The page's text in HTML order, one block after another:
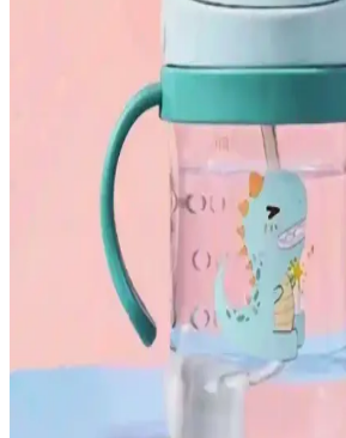
Bebedor Sportif Pipetli Bardak
pratik çocuk içme kabı
Bebedor Sportif Pipetli Bardak, 330 ml
bağımsız içme becerilerini destekleyen,
temizlenebilir ve sızdırmaz özellikleriyle
Bebedor Sportif Pipetli Bardak
İçin Güvenli ve Dayanıklı Tasarım
Bebedor Sportif Pipetli Bardak, çocukların
destekleyen, hafif ve dayanıklı tasarımıyla
mikrodalga uyumlu ve çeşitli renk
Mommyslab 0-4 Ay Bebekler
Renkli Gri Tulum Kundak Detaylı